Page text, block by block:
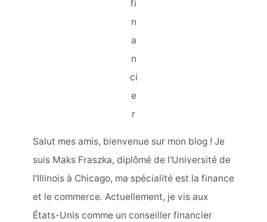
fi
n
a
n
ci
e
r
Salut mes amis, bienvenue sur mon blog ! Je
suis Maks Fraszka, diplômé de l'Université de
l'Illinois à Chicago, ma spécialité est la finance
et le commerce. Actuellement, je vis aux
États-Unis comme un conseiller financier